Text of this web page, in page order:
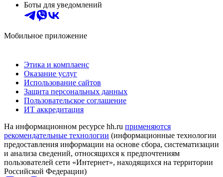
Боты для уведомлений
Мобильное приложение
Этика и комплаенс
Оказание услуг
Использование сайтов
Защита персональных данных
Пользовательское соглашение
ИТ аккредитация
На информационном ресурсе hh.ru применяются
рекомендательные технологии (информационные технологии
предоставления информации на основе сбора, систематизации
и анализа сведений, относящихся к предпочтениям
пользователей сети «Интернет», находящихся на территории
Российской Федерации)